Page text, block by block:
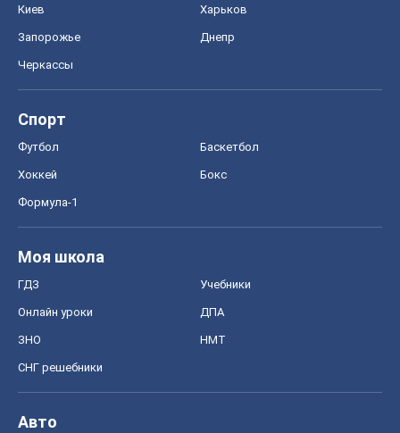
Киев Харьков
Запорожье Днепр
Черкассы
Спорт
Футбол Баскетбол
Хоккей Бокс
Формула-1
Моя школа
ГДЗ Учебники
Онлайн уроки ДПА
ЗНО НМТ
СНГ решебники
Авто